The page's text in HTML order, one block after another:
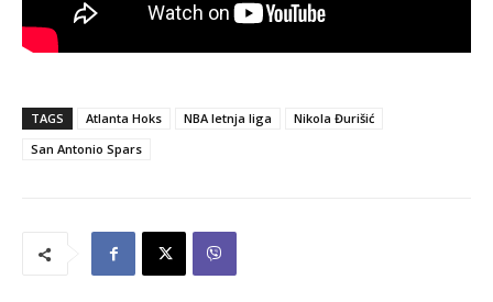
TAGS Atlanta Hoks NBA letnja liga
Nikola Đurišić
San Antonio Spars